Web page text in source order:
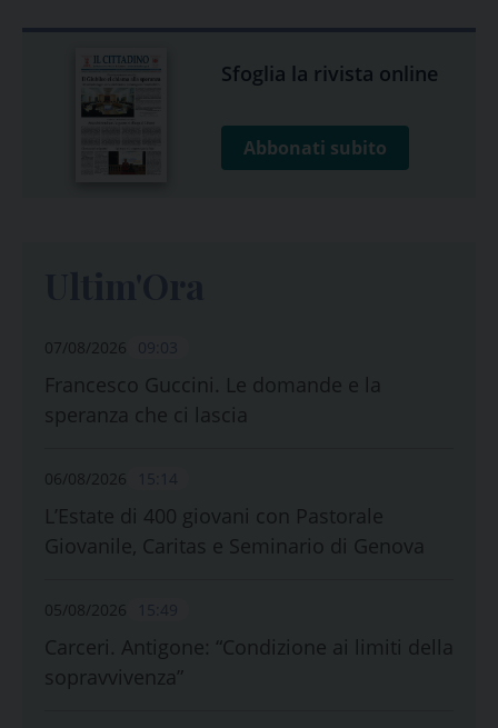
Sfoglia la rivista online
Abbonati subito
07/08/2026
Francesco Guccini. Le domande e la
speranza che ci lascia
06/08/2026
L’Estate di 400 giovani con Pastorale
Giovanile, Caritas e Seminario di Genova
05/08/2026
Carceri. Antigone: “Condizione ai limiti della
sopravvivenza”